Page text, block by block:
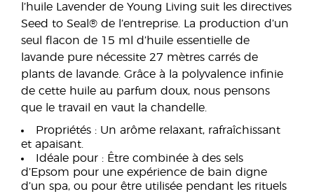
l’huile Lavender de Young Living suit les directives
Seed to Seal® de l’entreprise. La production d’un
seul flacon de 15 ml d’huile essentielle de
lavande pure nécessite 27 mètres carrés de
plants de lavande. Grâce à la polyvalence infinie
de cette huile au parfum doux, nous pensons
que le travail en vaut la chandelle.
Propriétés : Un arôme relaxant, rafraîchissant
et apaisant.
Idéale pour : Être combinée à des sels
d’Epsom pour une expérience de bain digne
d’un spa, ou pour être utilisée pendant les rituels